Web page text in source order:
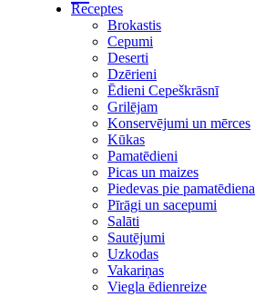
Receptes
Brokastis
Cepumi
Deserti
Dzērieni
Ēdieni Cepeškrāsnī
Grilējam
Konservējumi un mērces
Kūkas
Pamatēdieni
Picas un maizes
Piedevas pie pamatēdiena
Pīrāgi un sacepumi
Salāti
Sautējumi
Uzkodas
Vakariņas
Viegla ēdienreize